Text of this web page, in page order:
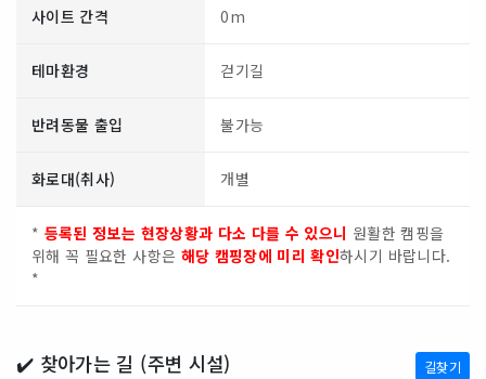
사이트 간격 0m
테마환경 걷기길
반려동물 출입 불가능
화로대(취사) 개별
* 등록된 정보는 현장상황과 다소 다를 수 있으니 원활한 캠핑을
위해 꼭 필요한 사항은 해당 캠핑장에 미리 확인하시기 바랍니다.
*
✔️ 찾아가는 길 (주변 시설) 길찾기